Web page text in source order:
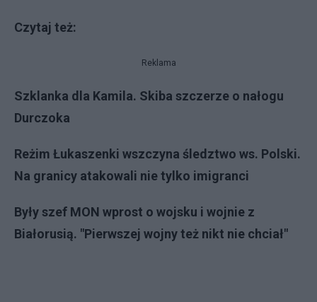
Czytaj też:
Reklama
Szklanka dla Kamila. Skiba szczerze o nałogu
Durczoka
Reżim Łukaszenki wszczyna śledztwo ws. Polski.
Na granicy atakowali nie tylko imigranci
Były szef MON wprost o wojsku i wojnie z
Białorusią. "Pierwszej wojny też nikt nie chciał"